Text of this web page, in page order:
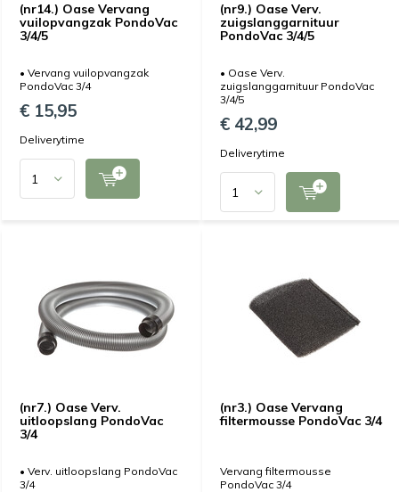
(nr14.) Oase Vervang
vuilopvangzak PondoVac
3/4/5
• Vervang vuilopvangzak
PondoVac 3/4
€ 15,95
Deliverytime
(nr9.) Oase Verv.
zuigslanggarnituur
PondoVac 3/4/5
• Oase Verv.
zuigslanggarnituur PondoVac
3/4/5
€ 42,99
Deliverytime
(nr7.) Oase Verv.
uitloopslang PondoVac
3/4
• Verv. uitloopslang PondoVac
3/4
(nr3.) Oase Vervang
filtermousse PondoVac 3/4
Vervang filtermousse
PondoVac 3/4